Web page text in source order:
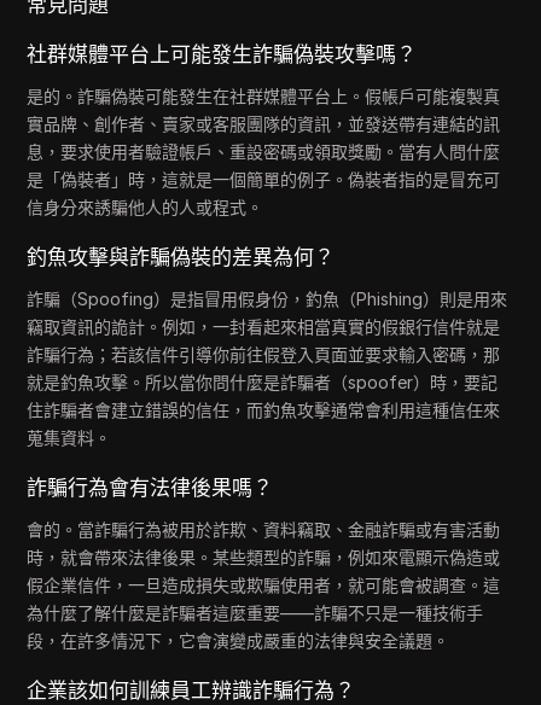
常見問題
社群媒體平台上可能發生詐騙偽裝攻擊嗎？
是的。詐騙偽裝可能發生在社群媒體平台上。假帳戶可能複製真
實品牌、創作者、賣家或客服團隊的資訊，並發送帶有連結的訊
息，要求使用者驗證帳戶、重設密碼或領取獎勵。當有人問什麼
是「偽裝者」時，這就是一個簡單的例子。偽裝者指的是冒充可
信身分來誘騙他人的人或程式。
釣魚攻擊與詐騙偽裝的差異為何？
詐騙（Spoofing）是指冒用假身份，釣魚（Phishing）則是用來
竊取資訊的詭計。例如，一封看起來相當真實的假銀行信件就是
詐騙行為；若該信件引導你前往假登入頁面並要求輸入密碼，那
就是釣魚攻擊。所以當你問什麼是詐騙者（spoofer）時，要記
住詐騙者會建立錯誤的信任，而釣魚攻擊通常會利用這種信任來
蒐集資料。
詐騙行為會有法律後果嗎？
會的。當詐騙行為被用於詐欺、資料竊取、金融詐騙或有害活動
時，就會帶來法律後果。某些類型的詐騙，例如來電顯示偽造或
假企業信件，一旦造成損失或欺騙使用者，就可能會被調查。這
為什麼了解什麼是詐騙者這麼重要——詐騙不只是一種技術手
段，在許多情況下，它會演變成嚴重的法律與安全議題。
企業該如何訓練員工辨識詐騙行為？